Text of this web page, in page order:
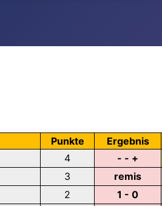
Punkte Ergebnis
4 - - +
3 remis
2 1 - 0